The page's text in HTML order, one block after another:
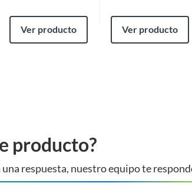
Ver producto Ver producto
producto?
respuesta, nuestro equipo te